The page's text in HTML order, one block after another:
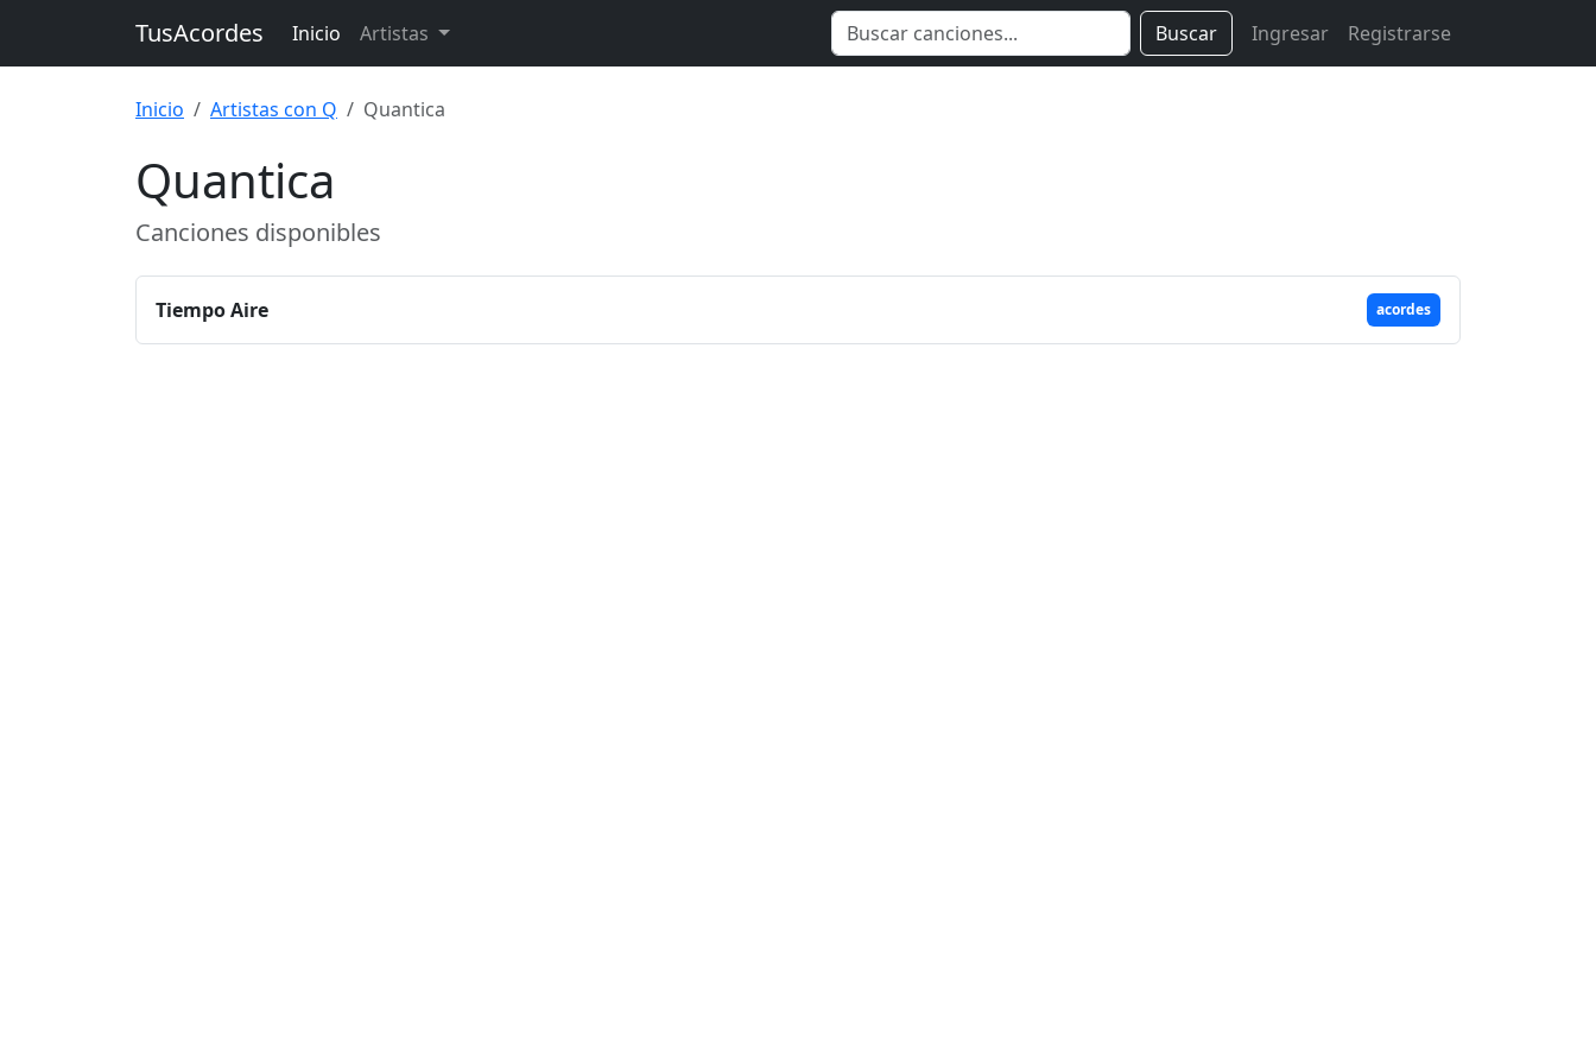
TusAcordes Inicio Artistas Buscar Ingresar Registrarse
Inicio Artistas con Q Quantica
Quantica
Canciones disponibles
Tiempo Aire acordes